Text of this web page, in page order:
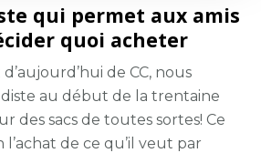
qui permet aux amis
quoi acheter
de CC, nous
au début de la trentaine
des sacs de toutes sortes! Ce
de ce qu’il veut par